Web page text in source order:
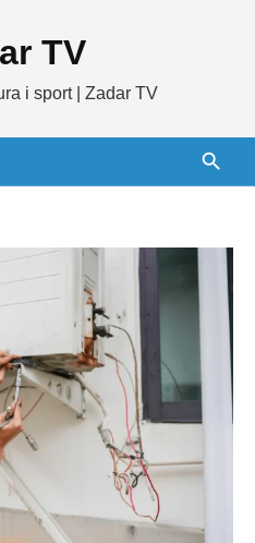
TV
i sport | Zadar TV